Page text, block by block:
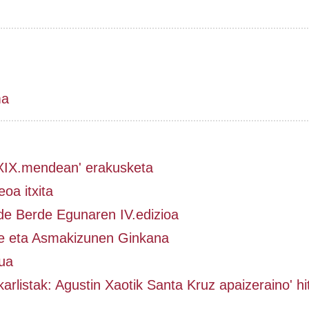
erakusketa
itxita
Berde Egunaren IV.edizioa
eta Asmakizunen Ginkana
Agustin Xaotik Santa Kruz apaizeraino'